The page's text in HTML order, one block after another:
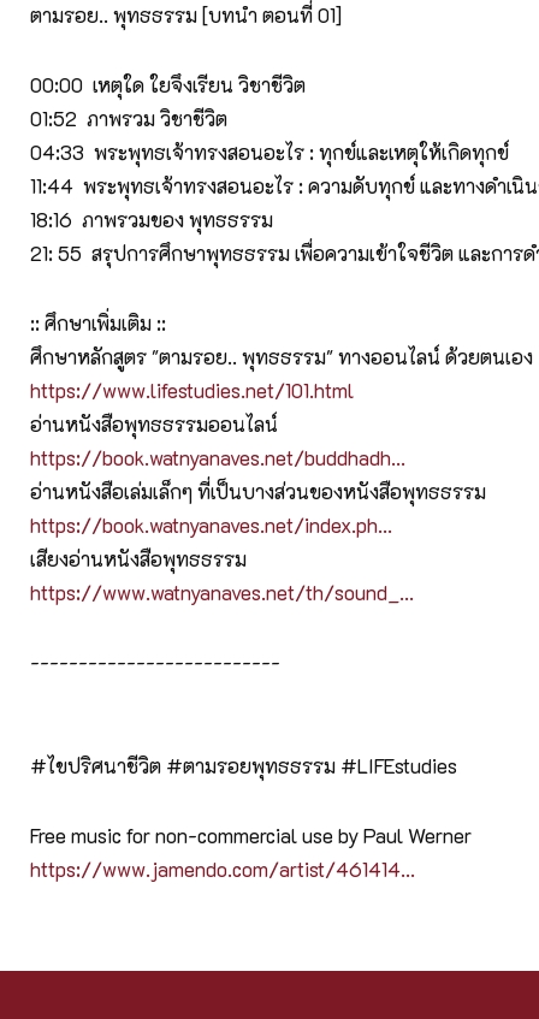
ตามรอย.. พุทธธรรม [บทนำ ตอนที่ 01]
00:00 ​ เหตุใด ใยจึงเรียน วิชาชีวิต
01:52 ​ ภาพรวม วิชาชีวิต
04:33 ​ พระพุทธเจ้าทรงสอนอะไร : ทุกข์และเหตุให้เกิดทุกข์
11:44​ พระพุทธเจ้าทรงสอนอะไร : ความดับทุกข์ และทางดำเนิ
18:16​ ภาพรวมของ พุทธธรรม
21: 55 สรุปการศึกษาพุทธธรรม เพื่อความเข้าใจชีวิต และการ
:: ศึกษาเพิ่มเติม ::
ศึกษาหลักสูตร "ตามรอย.. พุทธธรรม" ทางออนไลน์ ด้วยตนเอง
https://www.lifestudies.net/101.html
อ่านหนังสือพุทธธรรมออนไลน์
https://book.watnyanaves.net/buddhadh...
อ่านหนังสือเล่มเล็กๆ ที่เป็นบางส่วนของหนังสือพุทธธรรม
https://book.watnyanaves.net/index.ph...
เสียงอ่านหนังสือพุทธธรรม
https://www.watnyanaves.net/th/sound_...
--------------------------
#ไขปริศนาชีวิต​​ #ตามรอยพุทธธรรม​​ #LIFEstudies​​
Free music for non-commercial use by Paul Werner
https://www.jamendo.com/artist/461414...